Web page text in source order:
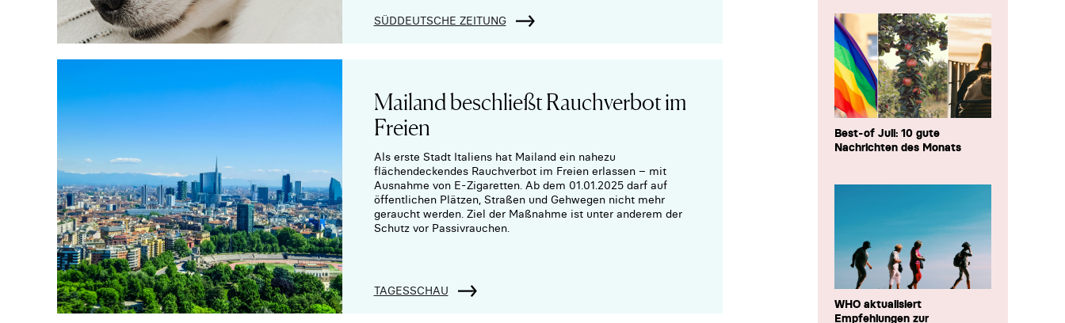
SÜDDEUTSCHE ZEITUNG
Mailand beschließt Rauchverbot im
Freien
Als erste Stadt Italiens hat Mailand ein nahezu
flächendeckendes Rauchverbot im Freien erlassen – mit
Ausnahme von E-Zigaretten. Ab dem 01.01.2025 darf auf
öffentlichen Plätzen, Straßen und Gehwegen nicht mehr
geraucht werden. Ziel der Maßnahme ist unter anderem der
Schutz vor Passivrauchen.
TAGESSCHAU
Best-of Juli: 10 gute
Nachrichten des Monats
WHO aktualisiert
Empfehlungen zur